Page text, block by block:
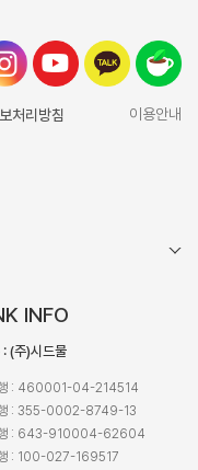
처리방침
이용안내
INFO
: (주)시드물
행 : 460001-04-214514
행 : 355-0002-8749-13
행 : 643-910004-62604
: 100-027-169517